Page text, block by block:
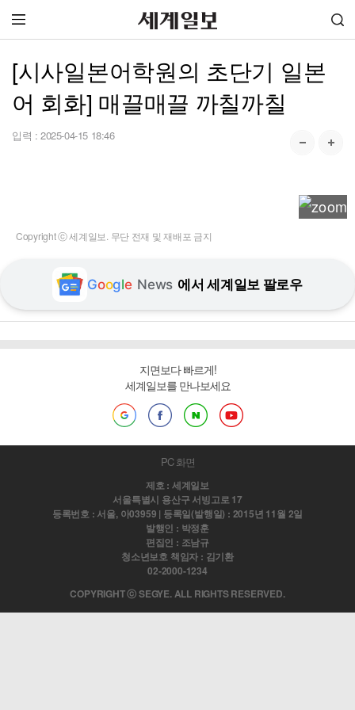
[시사일본어학원의 초단기 일본
어 회화] 매끌매끌 까칠까칠
입력 : 2025-04-15 18:46
Copyright ⓒ 세계일보. 무단 전재 및 재배포 금지
Google News 에서 세계일보 팔로우
지면보다 빠르게!
세계일보를 만나보세요
PC 화면
제호 : 세계일보
서울특별시 용산구 서빙고로 17
등록번호 : 서울, 아03959 | 등록일(발행일) : 2015년 11월 2일
발행인 : 박정훈
편집인 : 조남규
청소년보호 책임자 : 김기환
02-2000-1234
COPYRIGHT ⓒ SEGYE. ALL RIGHTS RESERVED.